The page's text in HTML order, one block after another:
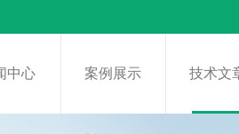
中心 案例展示 技术文